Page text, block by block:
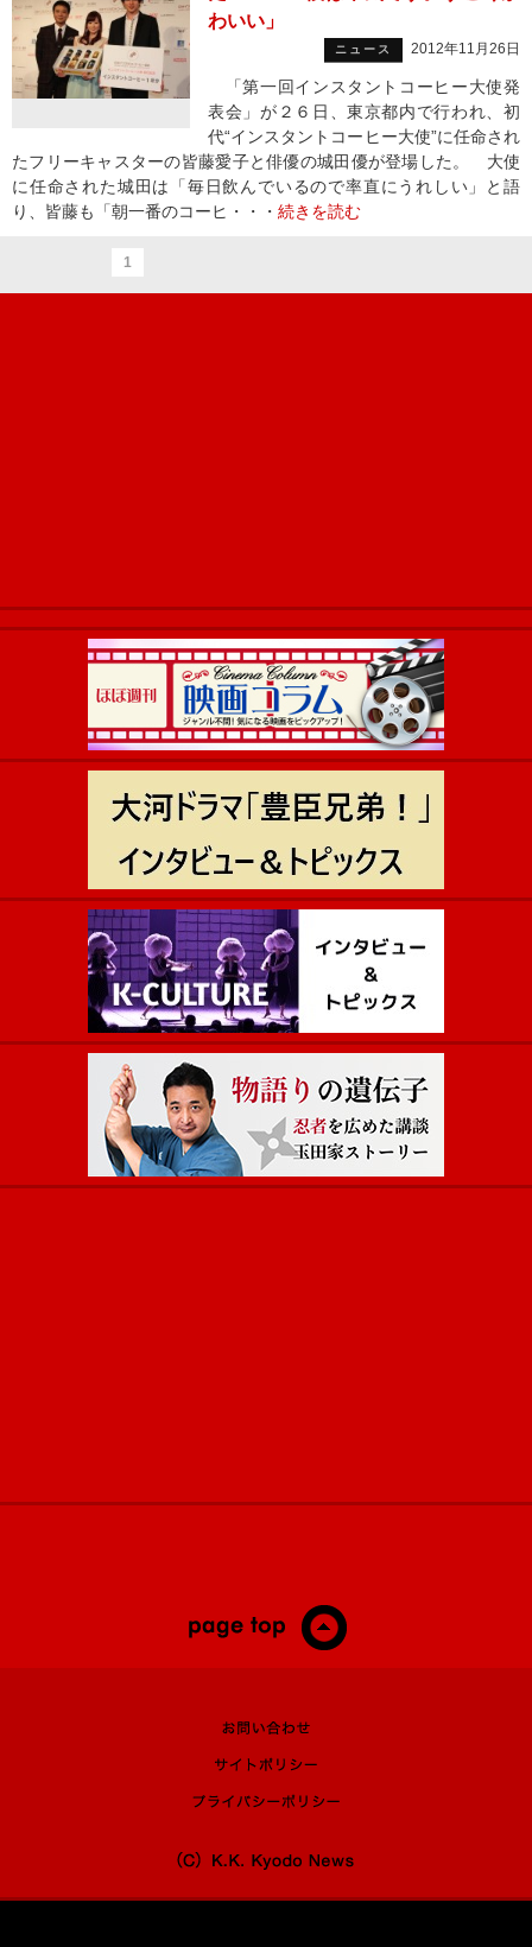
わいい」
ニュース 2012年11月26日
「第一回インスタントコーヒー大使発
表会」が２６日、東京都内で行われ、初
代“インスタントコーヒー大使”に任命され
たフリーキャスターの皆藤愛子と俳優の城田優が登場した。 大使
に任命された城田は「毎日飲んでいるので率直にうれしい」と語
り、皆藤も「朝一番のコーヒ・・・ 続きを読む
1